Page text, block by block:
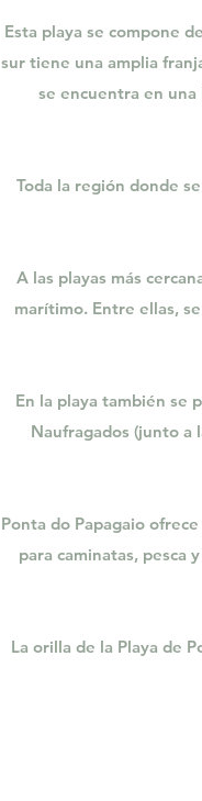
Esta playa se compone
sur tiene una amplia
se encuentra en
Toda la región donde
A las playas más
marítimo. Entre ellas,
En la playa también se
Naufragados (junto a
Ponta do Papagaio
para caminatas, pesca
La orilla de la Playa de